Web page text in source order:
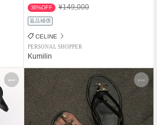
36%OFF ¥149,000
返品補償
CELINE
PERSONAL SHOPPER
Kumilin